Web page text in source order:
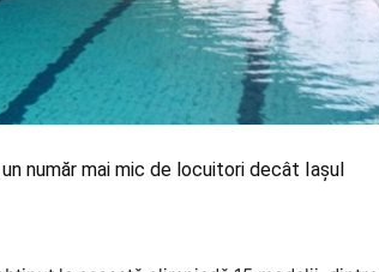
număr mai mic de locuitori decât Iașul